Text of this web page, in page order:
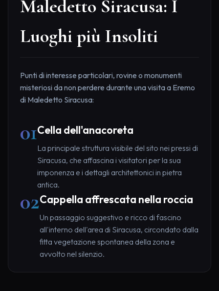
Maledetto Siracusa: I
Luoghi più Insoliti
Punti di interesse particolari, rovine o monumenti
misteriosi da non perdere durante una visita a Eremo
di Maledetto Siracusa:
01Cella dell'anacoreta
La principale struttura visibile del sito nei pressi di
Siracusa, che affascina i visitatori per la sua
imponenza e i dettagli architettonici in pietra
antica.
02Cappella affrescata nella roccia
Un passaggio suggestivo e ricco di fascino
all'interno dell'area di Siracusa, circondato dalla
fitta vegetazione spontanea della zona e
avvolto nel silenzio.